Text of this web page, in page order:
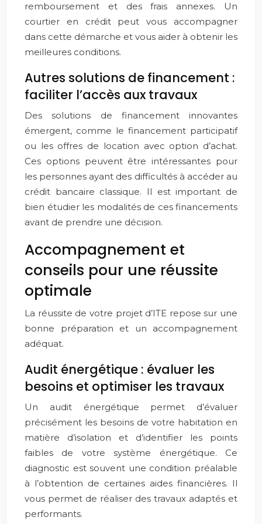
remboursement et des frais annexes. Un
courtier en crédit peut vous accompagner
dans cette démarche et vous aider à obtenir les
meilleures conditions.
Autres solutions de financement :
faciliter l’accès aux travaux
Des solutions de financement innovantes
émergent, comme le financement participatif
ou les offres de location avec option d’achat.
Ces options peuvent être intéressantes pour
les personnes ayant des difficultés à accéder au
crédit bancaire classique. Il est important de
bien étudier les modalités de ces financements
avant de prendre une décision.
Accompagnement et
conseils pour une réussite
optimale
La réussite de votre projet d’ITE repose sur une
bonne préparation et un accompagnement
adéquat.
Audit énergétique : évaluer les
besoins et optimiser les travaux
Un audit énergétique permet d’évaluer
précisément les besoins de votre habitation en
matière d’isolation et d’identifier les points
faibles de votre système énergétique. Ce
diagnostic est souvent une condition préalable
à l’obtention de certaines aides financières. Il
vous permet de réaliser des travaux adaptés et
performants.